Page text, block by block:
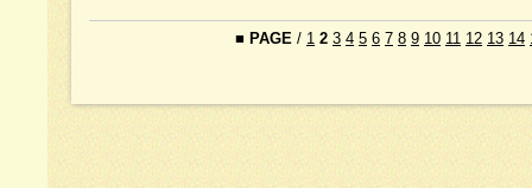
■ PAGE / 1 2 3 4 5 6 7 8 9 10 11 12 13 14